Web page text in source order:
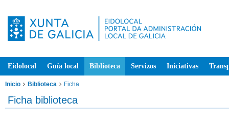
Eidolocal Guía local Biblioteca Servizos Iniciativas
Inicio Biblioteca Ficha
Ficha biblioteca